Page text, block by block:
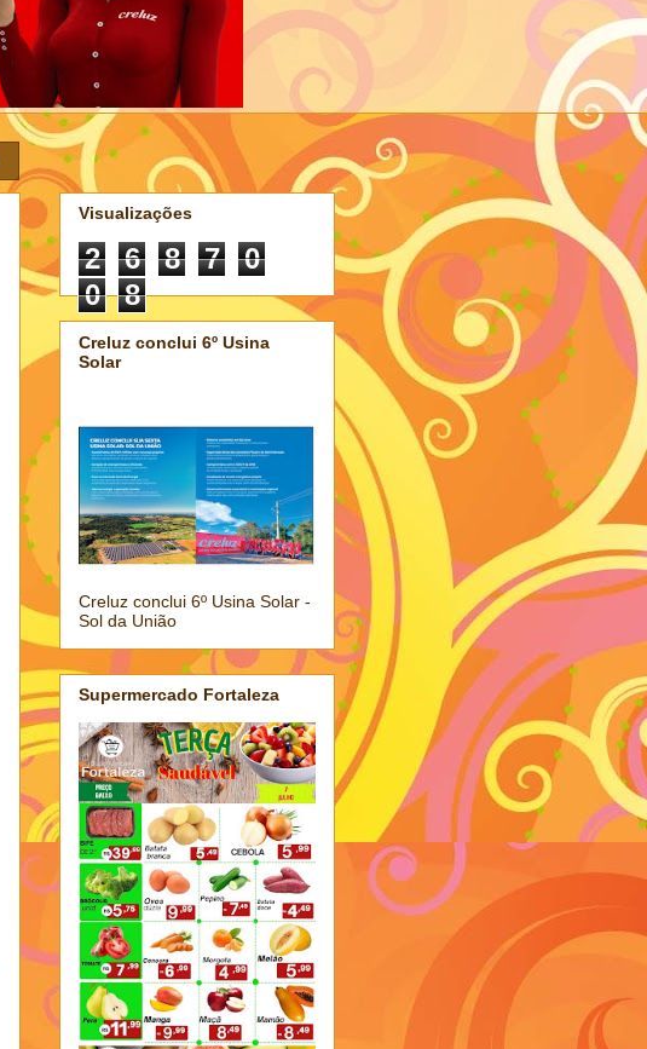
Visualizações
2 6 8 7
0
0
8
Creluz conclui 6º Usina
Solar
Creluz conclui 6º Usina Solar -
Sol da União
Supermercado Fortaleza